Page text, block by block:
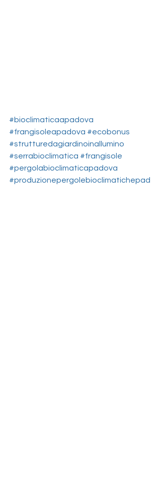
#bioclimaticaapadova
#frangisoleapadova #ecobonus
#strutturedagiardinoinallumino
#serrabioclimatica #frangisole
#pergolabioclimaticapadova
#produzionepergolebioclimatichepad